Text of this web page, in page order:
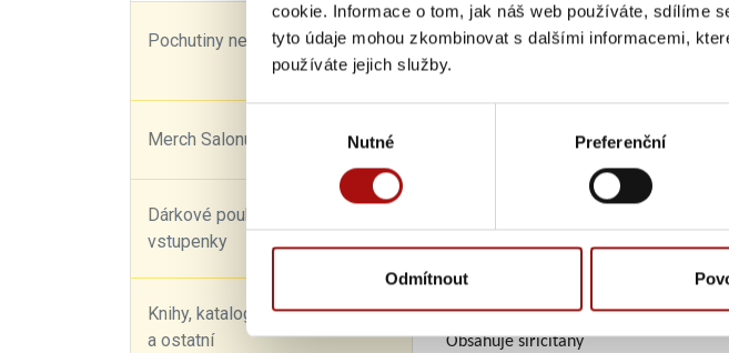
cookie. Informace o tom, jak náš web používáte, sdílíme
tyto údaje mohou zkombinovat s dalšími informacemi,
používáte jejich služby.
souhlasu
Nutné Preferenční
Odmítnout
Pochutiny nejen k vínu
Merch Salonu vín
Dárkové poukazy a
vstupenky
Knihy, katalogy, kalendáře
a ostatní
Obsah zbytkového cukru (g/l):6,9
Obsah kyselin (g/l): 8,2
Bezcukerný extrakt (g/l):29,1
Cukernatost moštu (°NM):24,0
Doporučená lahvová zralost:
Víno z České republiky
Vinařská oblast
Obsahuje siřičitany